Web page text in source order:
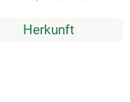
Herkunft